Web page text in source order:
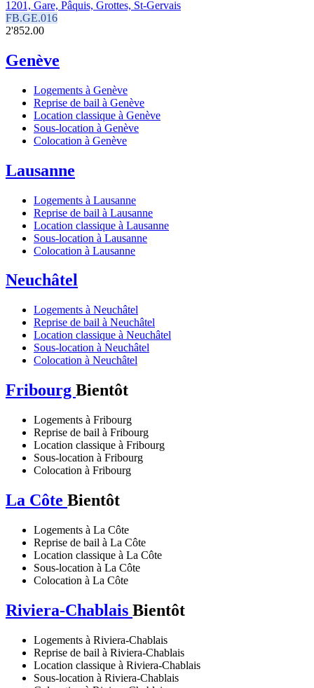
1201, Gare, Pâquis, Grottes, St-Gervais
FB.GE.016
2'852.00
Genève
Logements à Genève
Reprise de bail à Genève
Location classique à Genève
Sous-location à Genève
Colocation à Genève
Lausanne
Logements à Lausanne
Reprise de bail à Lausanne
Location classique à Lausanne
Sous-location à Lausanne
Colocation à Lausanne
Neuchâtel
Logements à Neuchâtel
Reprise de bail à Neuchâtel
Location classique à Neuchâtel
Sous-location à Neuchâtel
Colocation à Neuchâtel
Fribourg Bientôt
Logements à Fribourg
Reprise de bail à Fribourg
Location classique à Fribourg
Sous-location à Fribourg
Colocation à Fribourg
La Côte Bientôt
Logements à La Côte
Reprise de bail à La Côte
Location classique à La Côte
Sous-location à La Côte
Colocation à La Côte
Riviera-Chablais Bientôt
Logements à Riviera-Chablais
Reprise de bail à Riviera-Chablais
Location classique à Riviera-Chablais
Sous-location à Riviera-Chablais